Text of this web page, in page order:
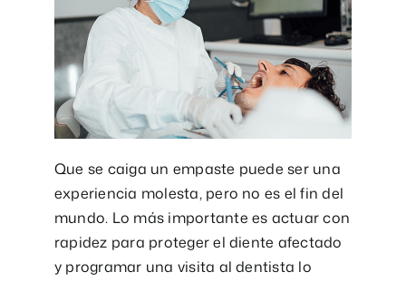
Que se caiga un empaste puede ser una
experiencia molesta, pero no es el fin del
mundo. Lo más importante es actuar con
rapidez para proteger el diente afectado
y programar una visita al dentista lo